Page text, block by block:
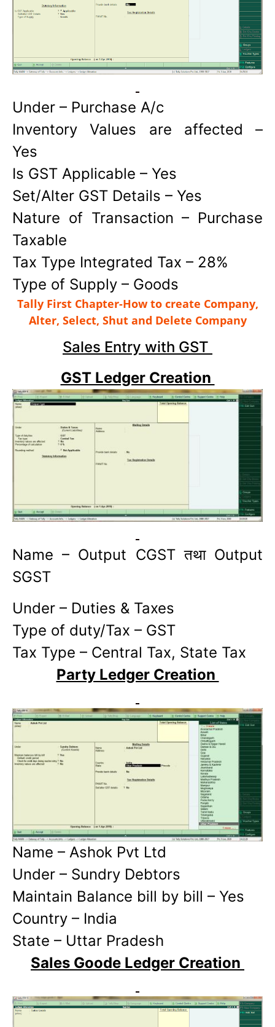
Under – Purchase A/c
Inventory Values are affected –
Yes
Is GST Applicable – Yes
Set/Alter GST Details – Yes
Nature of Transaction – Purchase
Taxable
Tax Type Integrated Tax – 28%
Type of Supply – Goods
Tally First Chapter-How to create Company,
Alter, Select, Shut and Delete Company
Sales Entry with GST
GST Ledger Creation
Name – Output CGST तथा Output
SGST
Under – Duties & Taxes
Type of duty/Tax – GST
Tax Type – Central Tax, State Tax
Party Ledger Creation
Name – Ashok Pvt Ltd
Under – Sundry Debtors
Maintain Balance bill by bill – Yes
Country – India
State – Uttar Pradesh
Sales Goode Ledger Creation